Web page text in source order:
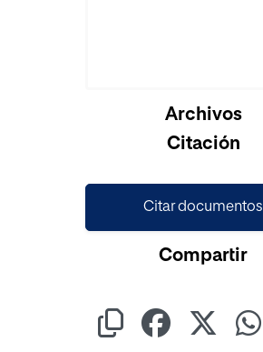
Archivos
Citación
Citar documentos
Compartir